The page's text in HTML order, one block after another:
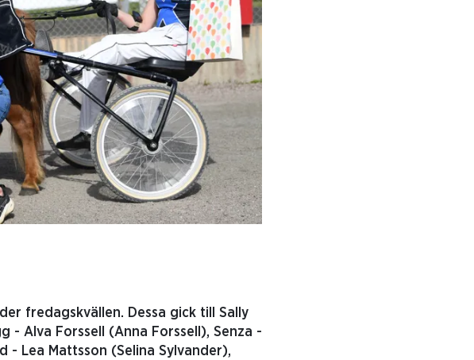
fredagskvällen. Dessa gick till Sally
- Alva Forssell (Anna Forssell), Senza -
- Lea Mattsson (Selina Sylvander),